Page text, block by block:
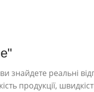
знайдете реальні
продукції,